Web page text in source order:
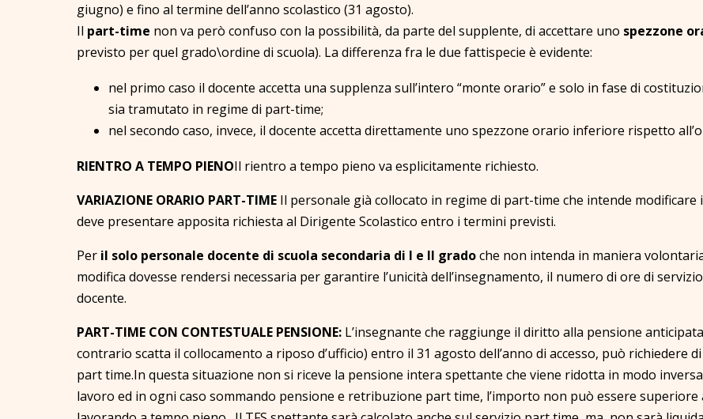
giugno) e fino al termine dell’anno scolastico (31 agosto).
Il part-time non va però confuso con la possibilità, da parte del supplente, di accettare uno spezzone
previsto per quel grado\ordine di scuola). La differenza fra le due fattispecie è evidente:
nel primo caso il docente accetta una supplenza sull’intero “monte orario” e solo in fase di
sia tramutato in regime di part-time;
nel secondo caso, invece, il docente accetta direttamente uno spezzone orario inferiore rispetto
RIENTRO A TEMPO PIENOIl rientro a tempo pieno va esplicitamente richiesto.
VARIAZIONE ORARIO PART-TIME Il personale già collocato in regime di part-time che intende
deve presentare apposita richiesta al Dirigente Scolastico entro i termini previsti.
Per il solo personale docente di scuola secondaria di I e II gradoche non intenda in maniera
modifica dovesse rendersi necessaria per garantire l’unicità dell’insegnamento, il numero di ore di
docente.
PART-TIME CON CONTESTUALE PENSIONE: L’insegnante che raggiunge il diritto alla pensione
contrario scatta il collocamento a riposo d’ufficio) entro il 31 agosto dell’anno di accesso, può richiedere
part time.In questa situazione non si riceve la pensione intera spettante che viene ridotta in modo
lavoro ed in ogni caso sommando pensione e retribuzione part time, l’importo non può essere